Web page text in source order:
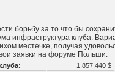
борьбу за то что бы
клуба.
местечке, получая
заявки на форуме Польши.
1,857,440 $